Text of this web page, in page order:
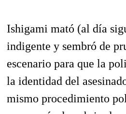
Ishigami mató (al día
indigente y sembró de
escenario para que la
la identidad del
mismo procedimiento